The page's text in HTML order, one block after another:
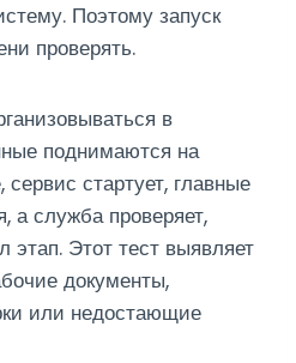
Поэтому запуск
проверять.
в
поднимаются на
стартует, главные
а служба проверяет,
этап. Этот тест выявляет
документы,
или недостающие